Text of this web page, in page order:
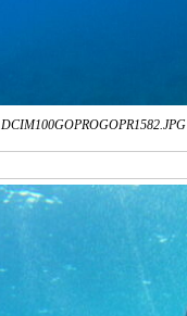
DCIM100GOPROGOPR1582.JPG